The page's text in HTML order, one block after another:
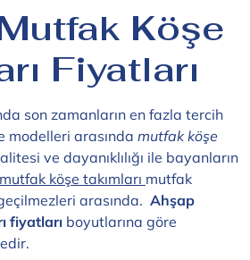
Köşe
Fiyatları
son zamanların en fazla tercih
modelleri arasında mutfak köşe
ve dayanıklılığı ile bayanların
köşe takımları mutfak
arasında. Ahşap
fiyatları boyutlarına göre